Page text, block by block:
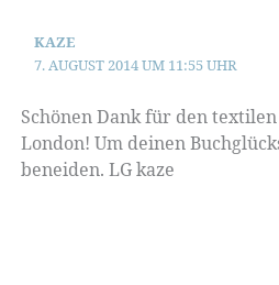
KAZE
7. AUGUST 2014 UM 11:55 UHR
Schönen Dank für den
London! Um deinen
beneiden. LG kaze